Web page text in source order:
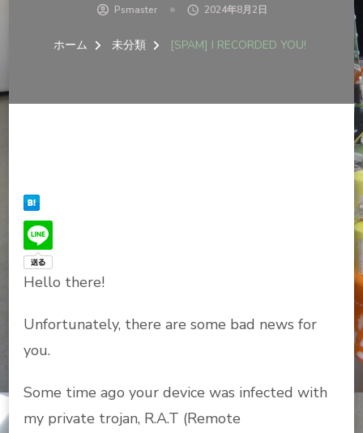
Psmaster 2024年8月2日
ホーム 未分類 [SPAM] I RECORDED YOU!
Hello there!
Unfortunately, there are some bad news for
you.
Some time ago your device was infected with
my private trojan, R.A.T (Remote